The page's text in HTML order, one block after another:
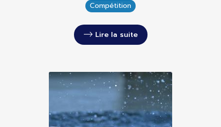
Compétition
Lire la suite